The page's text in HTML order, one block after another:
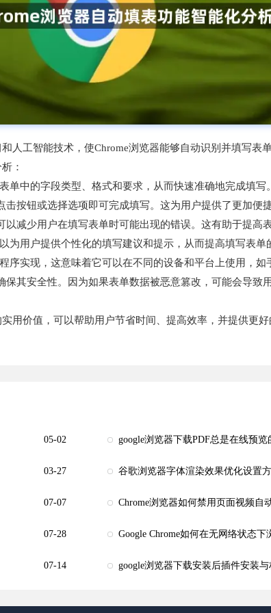
人工智能技术，使Chrome浏览器能够自动识别并填写表
：
中的字段类型、格式和要求，从而快速准确地完成填写
按钮或选择选项即可完成填写。这为用户提供了更加便
减少用户在填写表单时可能出现的错误。这有助于提高
用户提供个性化的填写建议和提示，从而提高填写表单
实现，这意味着它可以在不同的设备和平台上使用，如
其安全性。因为如果表单数据被恶意篡改，可能会导致
用价值，可以帮助用户节省时间、提高效率，并提供更
05-02 google浏览器下载PDF总是在线预
03-27 谷歌浏览器字体渲染效果优化设置
07-07 Chrome浏览器如何禁用页面视频自
07-28 Google Chrome如何在无网络状态下
07-14 google浏览器下载安装后插件安装